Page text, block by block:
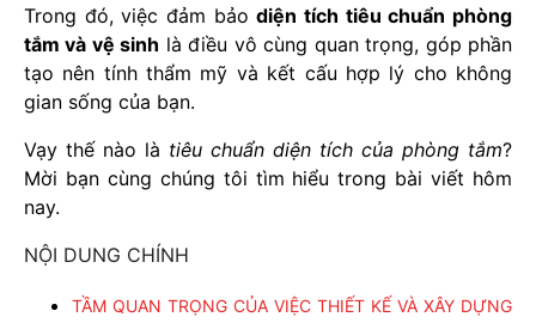
Trong đó, việc đảm bảodiện tích tiêu chuẩn phòng
tắm và vệ sinh là điều vô cùng quan trọng, góp phần
tạo nên tính thẩm mỹ và kết cấu hợp lý cho không
gian sống của bạn.
Vạy thế nào là tiêu chuẩn diện tích của phòng tắm?
Mời bạn cùng chúng tôi tìm hiểu trong bài viết hôm
nay.
NỘI DUNG CHÍNH
TẦM QUAN TRỌNG CỦA VIỆC THIẾT KẾ VÀ XÂY DỰNG